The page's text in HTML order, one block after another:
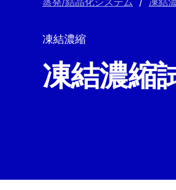
凍結濃縮
凍結濃縮